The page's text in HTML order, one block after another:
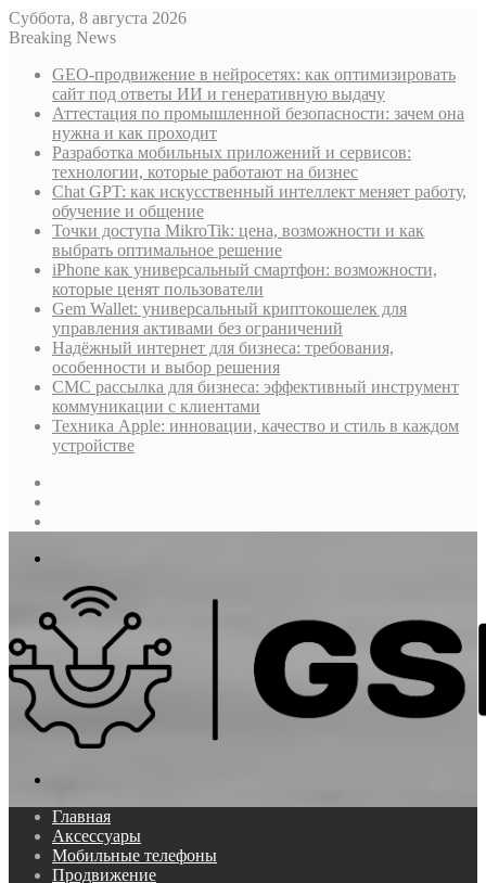
Суббота, 8 августа 2026
Breaking News
GEO-продвижение в нейросетях: как оптимизировать
сайт под ответы ИИ и генеративную выдачу
Аттестация по промышленной безопасности: зачем она
нужна и как проходит
Разработка мобильных приложений и сервисов:
технологии, которые работают на бизнес
Chat GPT: как искусственный интеллект меняет работу,
обучение и общение
Точки доступа MikroTik: цена, возможности и как
выбрать оптимальное решение
iPhone как универсальный смартфон: возможности,
которые ценят пользователи
Gem Wallet: универсальный криптокошелек для
управления активами без ограничений
Надёжный интернет для бизнеса: требования,
особенности и выбор решения
СМС рассылка для бизнеса: эффективный инструмент
коммуникации с клиентами
Техника Apple: инновации, качество и стиль в каждом
устройстве
Главная
Аксессуары
Мобильные телефоны
Продвижение